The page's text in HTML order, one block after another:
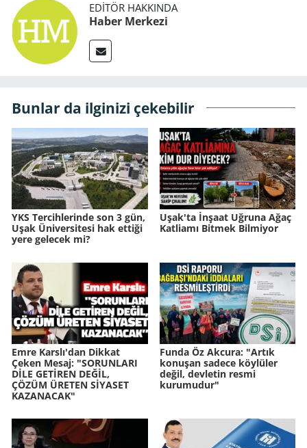
EDITÖR HAKKINDA
Haber Merkezi
Bunlar da ilginizi çekebilir
YKS Tercihlerinde son 3 gün,
Uşak Üniversitesi hak ettiği
yere gelecek mi?
Uşak'ta İnşaat Uğruna Ağaç
Katliamı Bitmek Bilmiyor
Emre Karslı'dan Dikkat
Çeken Mesaj: "SORUNLARI
DİLE GETİREN DEĞİL,
ÇÖZÜM ÜRETEN SİYASET
KAZANACAK"
Funda Öz Akcura: "Artık
konuşan sadece köylüler
değil, devletin resmi
kurumudur"